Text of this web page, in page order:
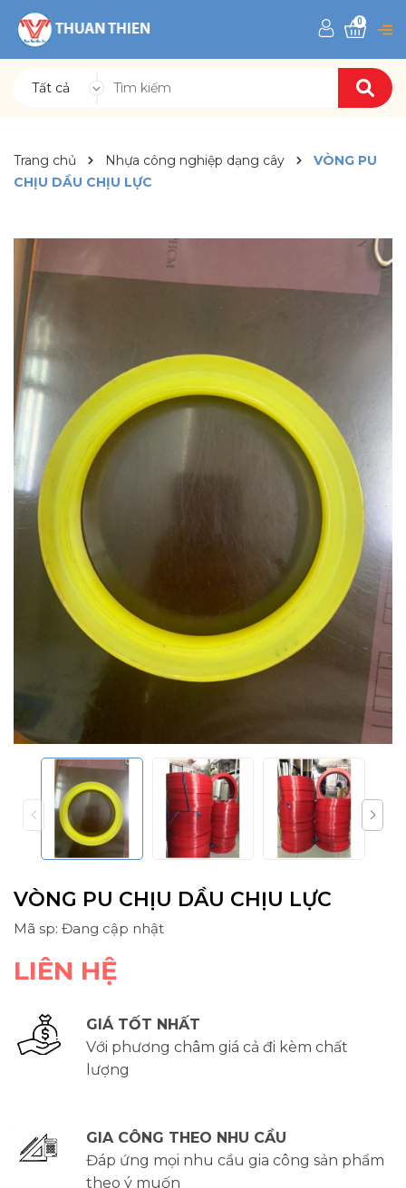
Tất cả
0
Trang chủ Nhựa công nghiệp dạng cây
VÒNG PU
CHỊU DẦU CHỊU LỰC
VÒNG PU CHỊU DẦU CHỊU LỰC
Mã sp: Đang cập nhật
LIÊN HỆ
GIÁ TỐT NHẤT
Với phương châm giá cả đi kèm chất
lượng
GIA CÔNG THEO NHU CẦU
Đáp ứng mọi nhu cầu gia công sản phẩm
theo ý muốn